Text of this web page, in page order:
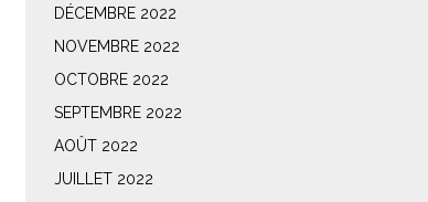
DÉCEMBRE 2022
NOVEMBRE 2022
OCTOBRE 2022
SEPTEMBRE 2022
AOÛT 2022
JUILLET 2022